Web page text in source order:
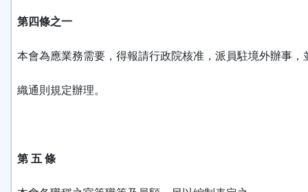
第四條之一
本會為應業務需要，得報請行政院核准，派員駐境外辦事，
織通則規定辦理。
第 五 條